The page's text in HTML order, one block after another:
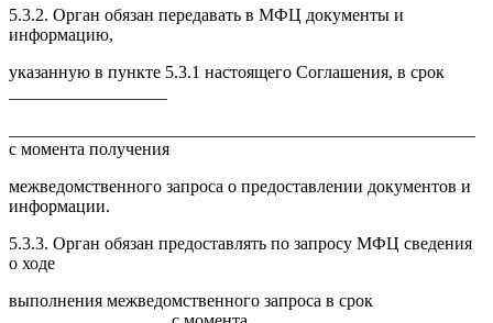
5.3.2. Орган обязан передавать в МФЦ документы и
информацию,
указанную в пункте 5.3.1 настоящего Соглашения, в срок
с момента получения
межведомственного запроса о предоставлении документов и
информации.
5.3.3. Орган обязан предоставлять по запросу МФЦ сведения
о ходе
выполнения межведомственного запроса в срок